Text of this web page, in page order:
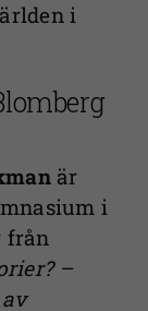
i
är
i
från
–